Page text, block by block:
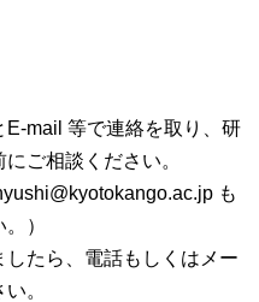
mail 等で連絡を取り、研
ご相談ください。
も
）
たら、電話もしくはメー
。